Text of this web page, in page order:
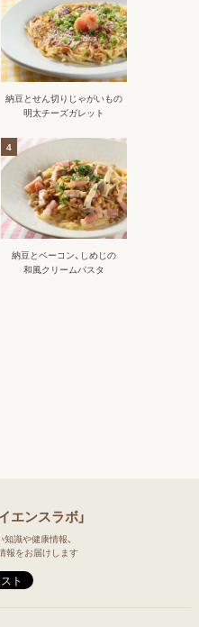
納豆とせん切りじゃがいもの
明太チーズガレット
4
納豆とベーコン、しめじの
和風クリームパスタ
エンスラボ」
識や健康情報、
報をお届けします